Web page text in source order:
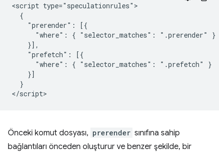
<script type="speculationrules">
  {
    "prerender": [{
      "where": { "selector_matches": ".prerender" }
    }],
    "prefetch": [{
      "where": { "selector_matches": ".prefetch" }
    }]
  }
Önceki komut dosyası, prerender sınıfına sahip
bağlantıları önceden oluşturur ve benzer şekilde, bir